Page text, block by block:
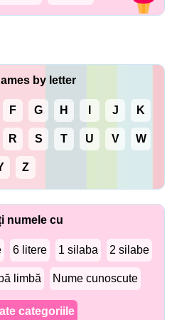
by letter
F G H J K
R S T U V W
Z
numele cu
6 litere 1 silaba 2 silabe
limbă Nume cunoscute
categoriile